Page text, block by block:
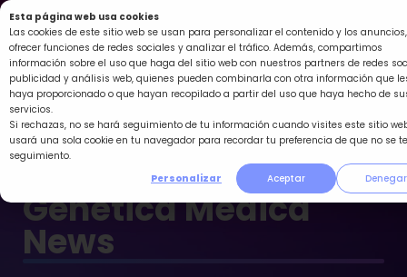
Esta página web usa cookies
Las cookies de este sitio web se usan para personalizar el contenido y los anuncios,
ofrecer funciones de redes sociales y analizar el tráfico. Además, compartimos
información sobre el uso que haga del sitio web con nuestros partners de redes
publicidad y análisis web, quienes pueden combinarla con otra información que
haya proporcionado o que hayan recopilado a partir del uso que haya hecho de
servicios.
Si rechazas, no se hará seguimiento de tu información cuando visites este sitio
usará una sola cookie en tu navegador para recordar tu preferencia de que no se
seguimiento.
Personalizar
Aceptar Denegar
Ir
al
contenido
Genética Médica
News